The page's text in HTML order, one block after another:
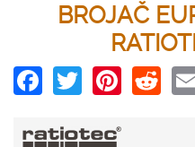
BROJAČ
Facebook
Twitter